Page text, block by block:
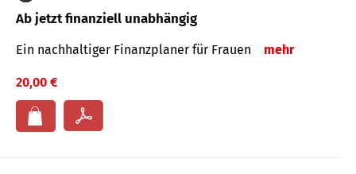
Ab jetzt finanziell unabhängig
Ein nachhaltiger Finanzplaner für Frauen mehr
20,00 €